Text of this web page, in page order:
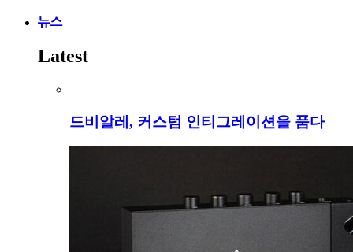
뉴스
Latest
드비알레, 커스텀 인티그레이션을 품다